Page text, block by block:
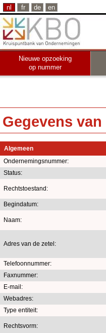
nl fr de en
Nieuwe opzoeking
op nummer
Gegevens
Algemeen
Ondernemingsnummer:
Status:
Rechtstoestand:
Begindatum:
Naam:
Adres van de zetel:
Telefoonnummer:
Faxnummer:
E-mail:
Webadres:
Type entiteit:
Rechtsvorm: